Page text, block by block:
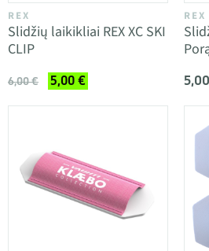
REX
Slidžių laikikliai REX XC SKI
CLIP
6,00 € 5,00 €
REX